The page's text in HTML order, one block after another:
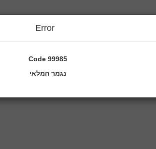
Error
Code 99985
נגמר המלאי